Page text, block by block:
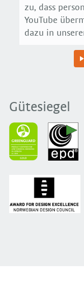
zu, dass
YouTube
dazu in
Gütesiegel